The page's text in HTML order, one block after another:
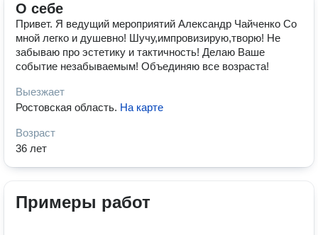
О себе
Привет. Я ведущий мероприятий Александр Чайченко Со
мной легко и душевно! Шучу,импровизирую,творю! Не
забываю про эстетику и тактичность! Делаю Ваше
событие незабываемым! Объединяю все возраста!
Выезжает
Ростовская область. На карте
Возраст
36 лет
Примеры работ